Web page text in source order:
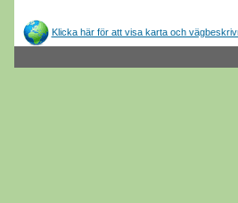
Klicka här för att visa karta och